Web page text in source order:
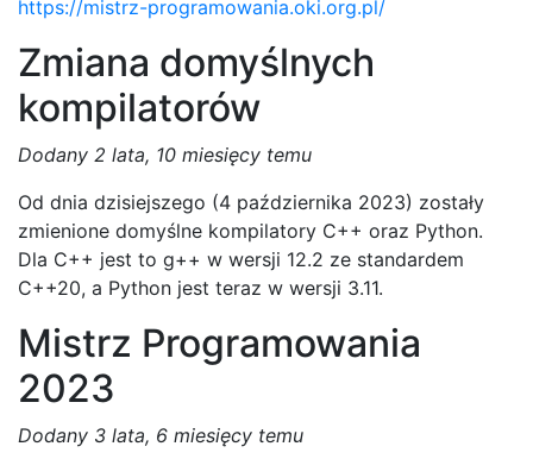
https://mistrz-programowania.oki.org.pl/
Zmiana domyślnych
kompilatorów
Dodany 2 lata, 10 miesięcy temu
Od dnia dzisiejszego (4 października 2023) zostały
zmienione domyślne kompilatory C++ oraz Python.
Dla C++ jest to g++ w wersji 12.2 ze standardem
C++20, a Python jest teraz w wersji 3.11.
Mistrz Programowania
2023
Dodany 3 lata, 6 miesięcy temu